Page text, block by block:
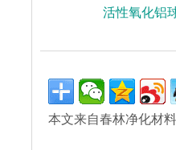
活性氧化铝
本文来自春林净化材